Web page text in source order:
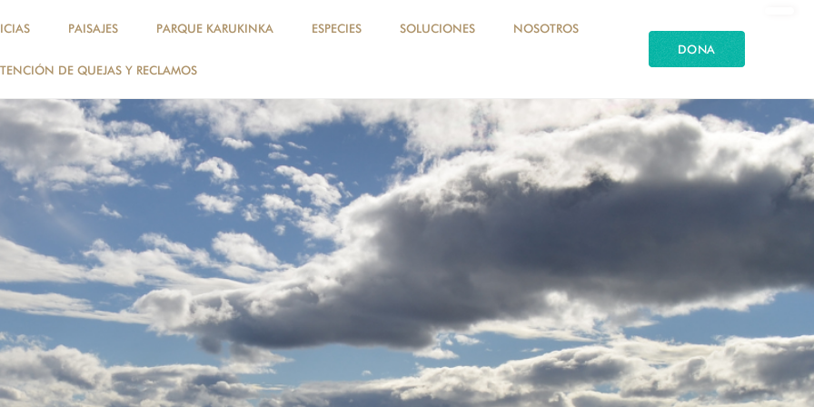
PAISAJES PARQUE KARUKINKA ESPECIES SOLUCIONES NOSOTROS
DE QUEJAS Y RECLAMOS
DONA